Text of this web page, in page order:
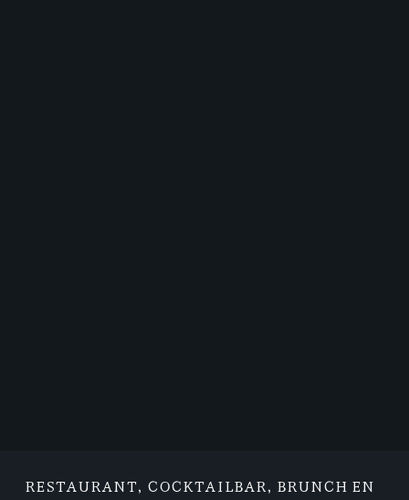
RESTAURANT, COCKTAILBAR, BRUNCH EN